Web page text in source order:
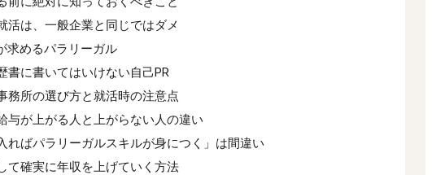
活は、一般企業と同じではダメ
求めるパラリーガル
書に書いてはいけない自己PR
務所の選び方と就活時の注意点
与が上がる人と上がらない人の違い
ればパラリーガルスキルが身につく」は間違い
て確実に年収を上げていく方法